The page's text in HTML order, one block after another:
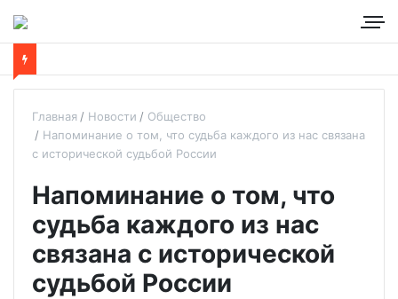
Главная Новости
Общество
Напоминание о том, что судьба каждого из нас связана
с исторической судьбой России
Напоминание о том, что
судьба каждого из нас
связана с исторической
судьбой России